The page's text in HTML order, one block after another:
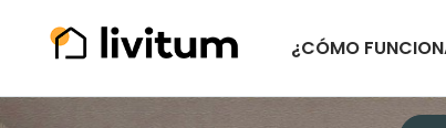
¿CÓMO